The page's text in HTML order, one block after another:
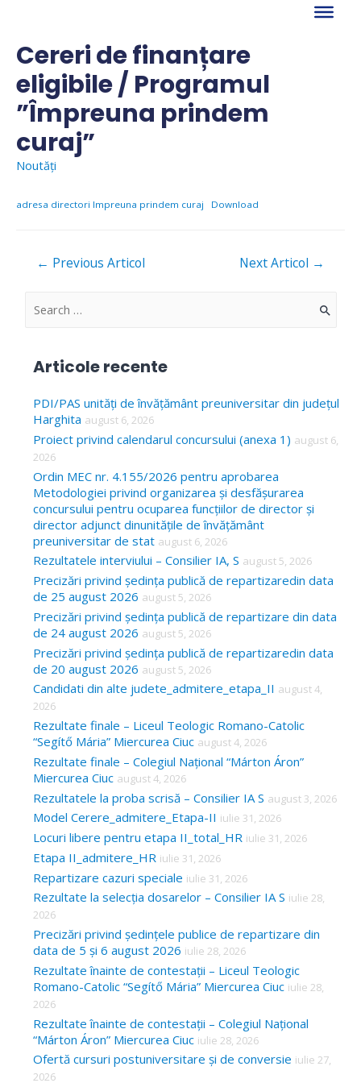
contentCereri de finanțare
eligibile / Programul
”Împreuna prindem
curaj”
Noutăți
adresa directori Impreuna prindem curaj Download
Navigare
← Previous Articol Next Articol →
S
c
h
f
o
r
Articole recente
PDI/PAS unități de învățământ preuniversitar din județul
Harghita august 6, 2026
Proiect privind calendarul concursului (anexa 1) august 6,
2026
Ordin MEC nr. 4.155/2026 pentru aprobarea
Metodologiei privind organizarea și desfășurarea
concursului pentru ocuparea funcțiilor de director și
director adjunct dinunitățile de învățământ
preuniversitar de stat august 6, 2026
Rezultatele interviului – Consilier IA, S august 5, 2026
Precizări privind ședința publică de repartizaredin data
de 25 august 2026 august 5, 2026
Precizări privind ședința publică de repartizare din data
de 24 august 2026 august 5, 2026
Precizări privind ședința publică de repartizaredin data
de 20 august 2026 august 5, 2026
Candidati din alte judete_admitere_etapa_II august 4,
2026
Rezultate finale – Liceul Teologic Romano-Catolic
“Segítő Mária” Miercurea Ciuc august 4, 2026
Rezultate finale – Colegiul Național “Márton Áron”
Miercurea Ciuc august 4, 2026
Rezultatele la proba scrisă – Consilier IA S august 3, 2026
Model Cerere_admitere_Etapa-II iulie 31, 2026
Locuri libere pentru etapa II_total_HR iulie 31, 2026
Etapa II_admitere_HR iulie 31, 2026
Repartizare cazuri speciale iulie 31, 2026
Rezultate la selecția dosarelor – Consilier IA S iulie 28,
2026
Precizări privind ședințele publice de repartizare din
data de 5 și 6 august 2026 iulie 28, 2026
Rezultate înainte de contestații – Liceul Teologic
Romano-Catolic “Segítő Mária” Miercurea Ciuc iulie 28,
2026
Rezultate înainte de contestații – Colegiul Național
“Márton Áron” Miercurea Ciuc iulie 28, 2026
Ofertă cursuri postuniversitare și de conversie iulie 27,
2026